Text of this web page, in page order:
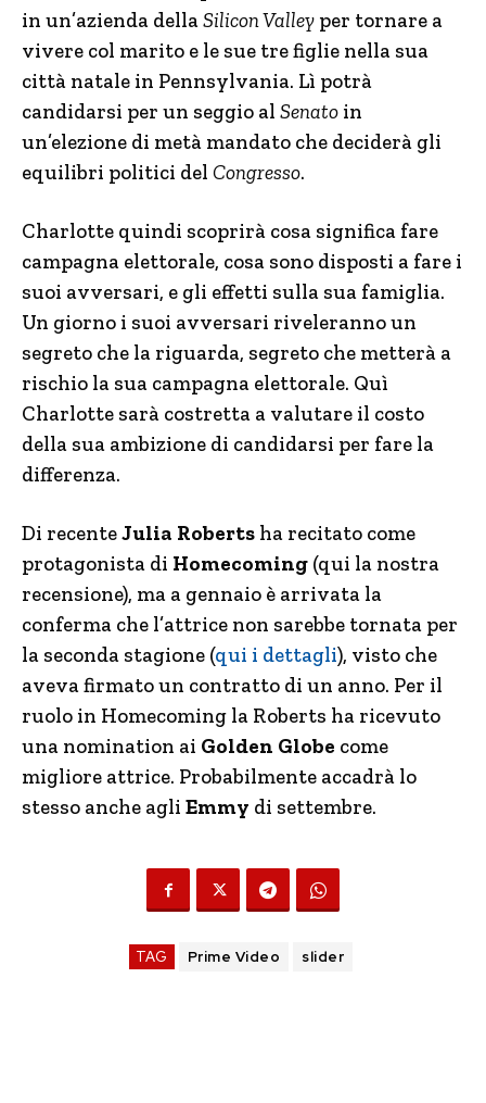
in un’azienda dellaSilicon Valley per tornare a
vivere col marito e le sue tre figlie nella sua
città natale in Pennsylvania. Lì potrà
candidarsi per un seggio al Senato in
un’elezione di metà mandato che deciderà gli
equilibri politici del Congresso.
Charlotte quindi scoprirà cosa significa fare
campagna elettorale, cosa sono disposti a fare i
suoi avversari, e gli effetti sulla sua famiglia.
Un giorno i suoi avversari riveleranno un
segreto che la riguarda, segreto che metterà a
rischio la sua campagna elettorale. Quì
Charlotte sarà costretta a valutare il costo
della sua ambizione di candidarsi per fare la
differenza.
Di recenteJulia Roberts ha recitato come
protagonista di Homecoming (qui la nostra
recensione), ma a gennaio è arrivata la
conferma che l’attrice non sarebbe tornata per
la seconda stagione (qui i dettagli), visto che
aveva firmato un contratto di un anno. Per il
ruolo in Homecoming la Roberts ha ricevuto
una nomination ai Golden Globe come
migliore attrice. Probabilmente accadrà lo
stesso anche agli Emmy di settembre.
TAG Prime Video slider